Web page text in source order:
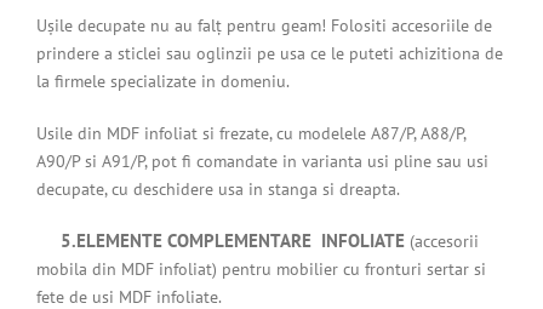
Ușile decupate nu au falț pentru geam! Folositi accesoriile de
prindere a sticlei sau oglinzii pe usa ce le puteti achizitiona de
la firmele specializate in domeniu.
Usile din MDF infoliat si frezate, cu modelele A87/P, A88/P,
A90/P si A91/P, pot fi comandate in varianta usi pline sau usi
decupate, cu deschidere usa in stanga si dreapta.
5.ELEMENTE COMPLEMENTARE INFOLIATE (accesorii
mobila din MDF infoliat) pentru mobilier cu fronturi sertar si
fete de usi MDF infoliate.